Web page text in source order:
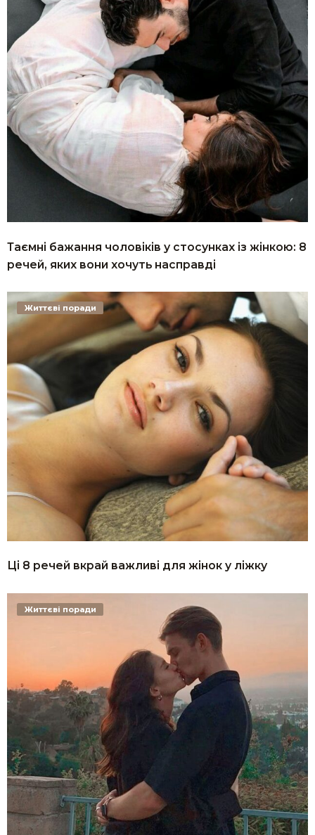
Таємні бажання чоловіків у стосунках із жінкою: 8
речей, яких вони хочуть насправді
Ці 8 речей вкрай важливі для жінок у ліжку
Життєві поради
Життєві поради